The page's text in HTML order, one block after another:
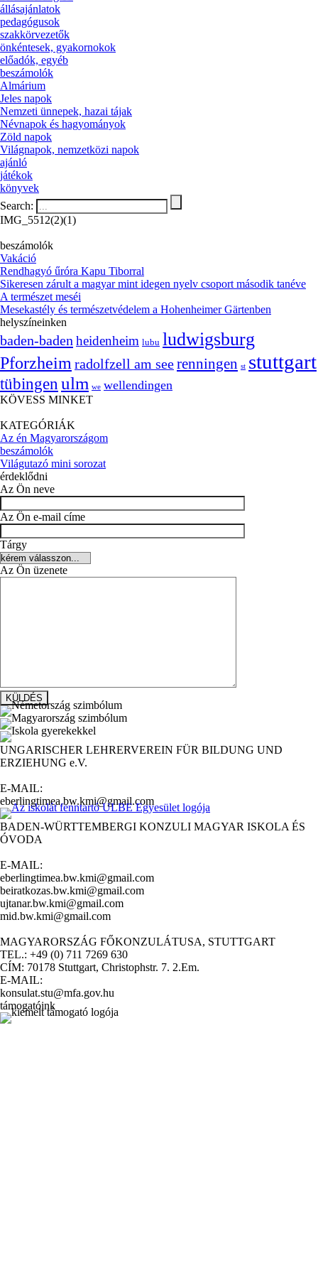
állásajánlatok
pedagógusok
szakkörvezetők
önkéntesek, gyakornokok
előadók, egyéb
beszámolók
Almárium
Jeles napok
Nemzeti ünnepek, hazai tájak
Névnapok és hagyományok
Zöld napok
Világnapok, nemzetközi napok
ajánló
játékok
könyvek
Search:
IMG_5512(2)(1)
beszámolók
Vakáció
Rendhagyó űróra Kapu Tiborral
Sikeresen zárult a magyar mint idegen nyelv csoport második tanéve
A természet meséi
Mesekastély és természetvédelem a Hohenheimer Gärtenben
helyszíneinken
baden-baden heidenheim lubu ludwigsburg
Pforzheim radolfzell am seerenningen st stuttgart
tübingen ulm we wellendingen
KÖVESS MINKET
KATEGÓRIÁK
Az én Magyarországom
beszámolók
Világutazó mini sorozat
érdeklődni
Az Ön neve
Az Ön e-mail címe
Tárgy
Az Ön üzenete
UNGARISCHER LEHRERVEREIN FÜR BILDUNG UND
ERZIEHUNG e.V.
E-MAIL:
eberlingtimea.bw.kmi@gmail.com
BADEN-WÜRTTEMBERGI KONZULI MAGYAR ISKOLA ÉS
ÓVODA
E-MAIL:
eberlingtimea.bw.kmi@gmail.com
beiratkozas.bw.kmi@gmail.com
ujtanar.bw.kmi@gmail.com
mid.bw.kmi@gmail.com
MAGYARORSZÁG FŐKONZULÁTUSA, STUTTGART
TEL.: +49 (0) 711 7269 630
CÍM: 70178 Stuttgart, Christophstr. 7. 2.Em.
E-MAIL:
konsulat.stu@mfa.gov.hu
támogatóink